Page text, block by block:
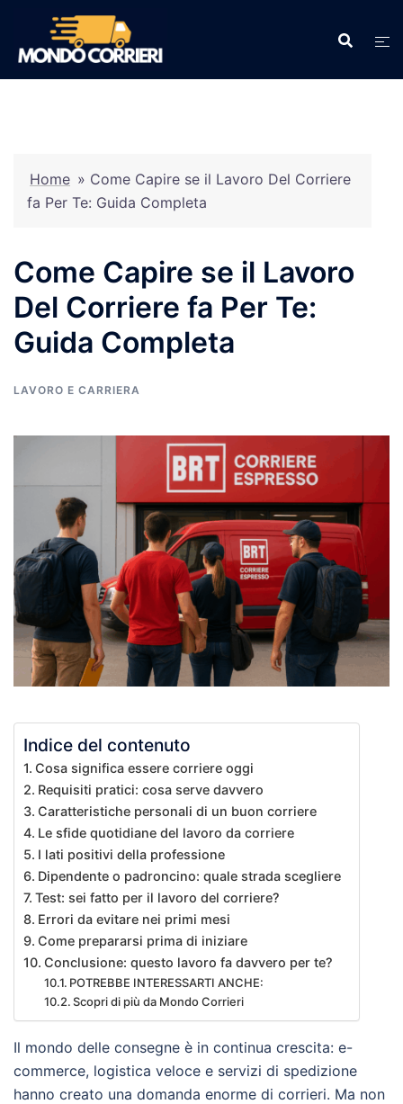
contenuto
Home » Come Capire se il Lavoro Del Corriere
fa Per Te: Guida Completa
Come Capire se il Lavoro
Del Corriere fa Per Te:
Guida Completa
LAVORO E CARRIERA
Indice del contenuto
Cosa significa essere corriere oggi
Requisiti pratici: cosa serve davvero
Caratteristiche personali di un buon corriere
Le sfide quotidiane del lavoro da corriere
I lati positivi della professione
Dipendente o padroncino: quale strada scegliere
Test: sei fatto per il lavoro del corriere?
Errori da evitare nei primi mesi
Come prepararsi prima di iniziare
Conclusione: questo lavoro fa davvero per te?
POTREBBE INTERESSARTI ANCHE:
Scopri di più da Mondo Corrieri
Il mondo delle consegne è in continua crescita: e-
commerce, logistica veloce e servizi di spedizione
hanno creato una domanda enorme di corrieri. Ma non